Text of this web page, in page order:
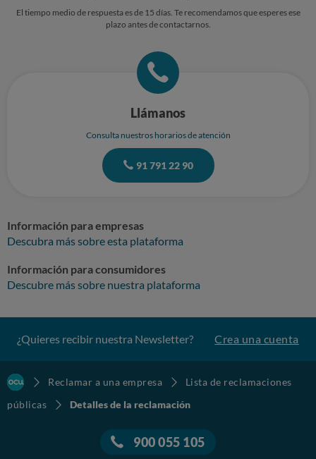
El tiempo medio de respuesta es de 15 días. Te recomendamos que esperes ese
plazo antes de contactarnos.
Llámanos
Consulta nuestros horarios de atención
91 791 22 90
Información para empresas
Descubra más sobre esta plataforma
Información para consumidores
Descubre más sobre nuestra plataforma
¿Quieres recibir nuestra Newsletter? Crea una cuenta
Reclamar a una empresa
Lista de reclamaciones
públicas
Detalles de la reclamación
900 055 105